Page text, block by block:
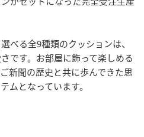
べる全9種類のクッションは、
です。お部屋に飾って楽しめる
新聞の歴史と共に歩んできた思
ムとなっています。